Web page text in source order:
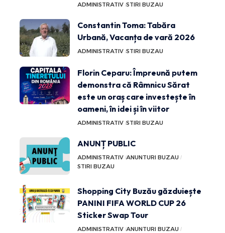
ADMINISTRATIV STIRI BUZAU
Constantin Toma: Tabăra
Urbană, Vacanța de vară 2026
ADMINISTRATIV STIRI BUZAU
Florin Ceparu: Împreună putem
demonstra că Râmnicu Sărat
este un oraș care investește în
oameni, în idei și în viitor
ADMINISTRATIV STIRI BUZAU
ANUNȚ PUBLIC
ADMINISTRATIV ANUNTURI BUZAU
STIRI BUZAU
Shopping City Buzău găzduiește
PANINI FIFA WORLD CUP 26
Sticker Swap Tour
ADMINISTRATIV ANUNTURI BUZAU